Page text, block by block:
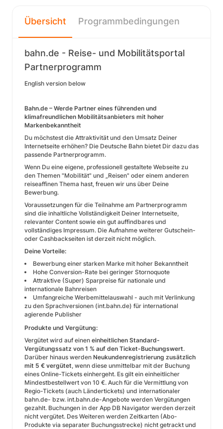
Übersicht Programmbedingungen
bahn.de - Reise- und Mobilitätsportal
Partnerprogramm
English version below
Bahn.de – Werde Partner eines führenden und
klimafreundlichen Mobilitätsanbieters mit hoher
Markenbekanntheit
Du möchstest die Attraktivität und den Umsatz Deiner
Internetseite erhöhen? Die Deutsche Bahn bietet Dir dazu das
passende Partnerprogramm.
Wenn Du eine eigene, professionell gestaltete Webseite zu
den Themen "Mobilität" und „Reisen" oder einem anderen
reiseaffinen Thema hast, freuen wir uns über Deine
Bewerbung.
Voraussetzungen für die Teilnahme am Partnerprogramm
sind die inhaltliche Vollständigkeit Deiner Internetseite,
relevanter Content sowie ein gut auffindbares und
vollständiges Impressum. Die Aufnahme weiterer Gutschein-
oder Cashbackseiten ist derzeit nicht möglich.
Deine Vorteile:
Bewerbung einer starken Marke mit hoher Bekanntheit
Hohe Conversion-Rate bei geringer Stornoquote
Attraktive (Super) Sparpreise für nationale und
internationale Bahnreisen
Umfangreiche Werbemittelauswahl - auch mit Verlinkung
zu den Sprachversionen (int.bahn.de) für international
agierende Publisher
Produkte und Vergütung:
Vergütet wird auf einen einheitlichen Standard-
Vergütungssatz von 1 % auf den Ticket-Buchungswert.
Darüber hinaus werden Neukundenregistrierung zusätzlich
mit 5 € vergütet, wenn diese unmittelbar mit der Buchung
eines Online-Tickets einhergeht. Es gilt ein einheitlicher
Mindestbestellwert von 10 €. Auch für die Vermittlung von
Regio-Tickets (auch Ländertickets) und internationaler
bahn.de- bzw. int.bahn.de-Angebote werden Vergütungen
gezahlt. Buchungen in der App DB Navigator werden derzeit
nicht vergütet. Des Weiteren werden Zeitkarten (Abo-
Produkte via separater Buchungsstrecke) nicht getrackt und